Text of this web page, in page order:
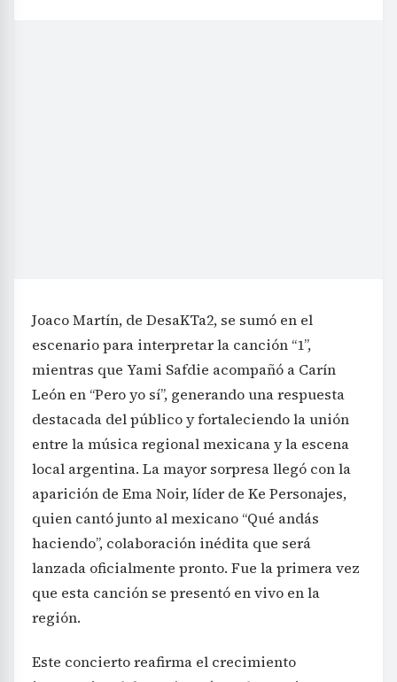
Joaco Martín, de DesaKTa2, se sumó en el
escenario para interpretar la canción “1”,
mientras que Yami Safdie acompañó a Carín
León en “Pero yo sí”, generando una respuesta
destacada del público y fortaleciendo la unión
entre la música regional mexicana y la escena
local argentina. La mayor sorpresa llegó con la
aparición de Ema Noir, líder de Ke Personajes,
quien cantó junto al mexicano “Qué andás
haciendo”, colaboración inédita que será
lanzada oficialmente pronto. Fue la primera vez
que esta canción se presentó en vivo en la
región.
Este concierto reafirma el crecimiento